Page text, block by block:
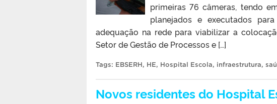
primeiras 76 câmeras, tendo
planejados e executados
adequação na rede para viabilizar a
Setor de Gestão de Processos e […]
Tags: EBSERH, HE, Hospital Escola, infraestrutura,
Novos residentes do Hospital